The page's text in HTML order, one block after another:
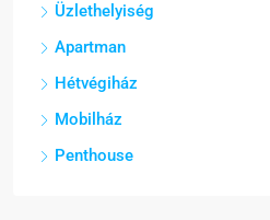
Üzlethelyiség
Apartman
Hétvégiház
Mobilház
Penthouse